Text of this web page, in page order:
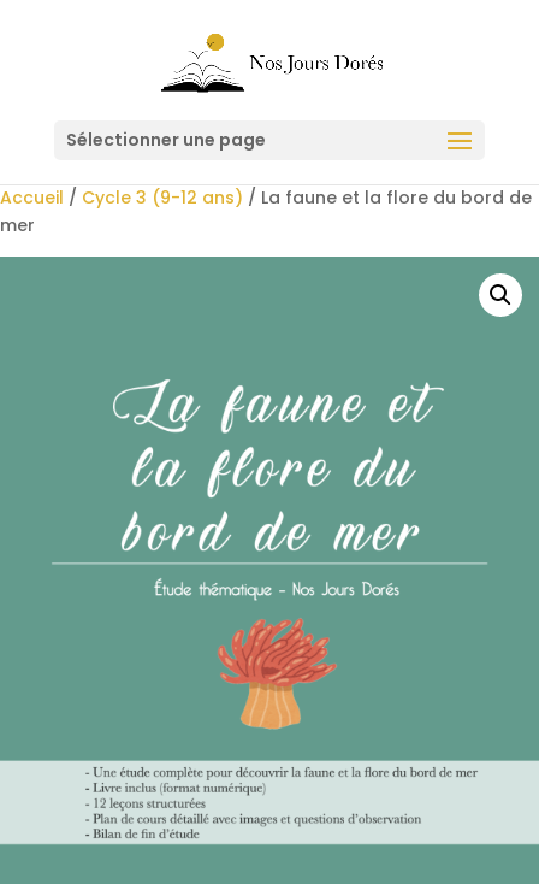
Sélectionner une page
Accueil / Cycle 3 (9-12 ans) / La faune et la flore du bord de
mer